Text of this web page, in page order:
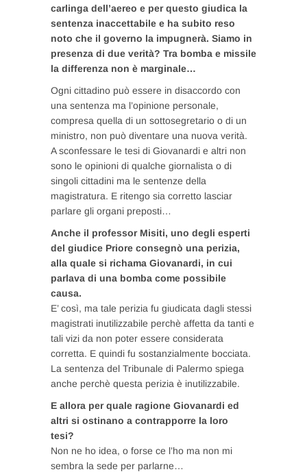
carlinga dell’aereo e per questo giudica la
sentenza inaccettabile e ha subito reso
noto che il governo la impugnerà. Siamo in
presenza di due verità? Tra bomba e missile
la differenza non è marginale…
Ogni cittadino può essere in disaccordo con
una sentenza ma l’opinione personale,
compresa quella di un sottosegretario o di un
ministro, non può diventare una nuova verità.
A sconfessare le tesi di Giovanardi e altri non
sono le opinioni di qualche giornalista o di
singoli cittadini ma le sentenze della
magistratura. E ritengo sia corretto lasciar
parlare gli organi preposti…
Anche il professor Misiti, uno degli esperti
del giudice Priore consegnò una perizia,
alla quale si richama Giovanardi, in cui
parlava di una bomba come possibile
causa.
E’ così, ma tale perizia fu giudicata dagli stessi
magistrati inutilizzabile perchè affetta da tanti e
tali vizi da non poter essere considerata
corretta. E quindi fu sostanzialmente bocciata.
La sentenza del Tribunale di Palermo spiega
anche perchè questa perizia è inutilizzabile.
E allora per quale ragione Giovanardi ed
altri si ostinano a contrapporre la loro
tesi?
Non ne ho idea, o forse ce l’ho ma non mi
sembra la sede per parlarne…